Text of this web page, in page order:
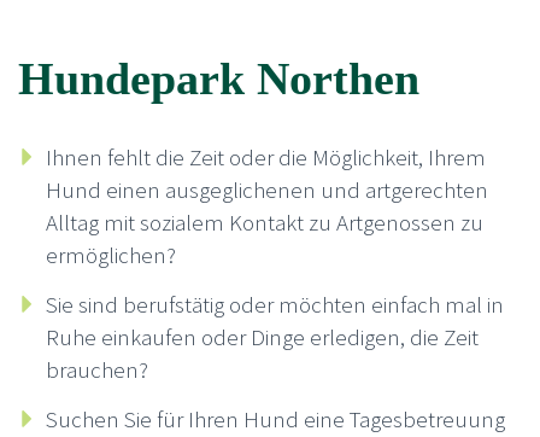
Hundepark Northen
Ihnen fehlt die Zeit oder die Möglichkeit, Ihrem
Hund einen ausgeglichenen und artgerechten
Alltag mit sozialem Kontakt zu Artgenossen zu
ermöglichen?
Sie sind berufstätig oder möchten einfach mal in
Ruhe einkaufen oder Dinge erledigen, die Zeit
brauchen?
Suchen Sie für Ihren Hund eine Tagesbetreuung